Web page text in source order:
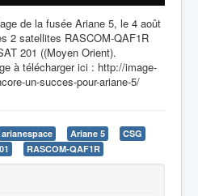
de la fusée Ariane 5, le 4 août
2 satellites RASCOM-QAF1R
201 ((Moyen Orient).
à télécharger ici : http://image-
un-succes-pour-ariane-5/
arianespace Ariane 5
CSG
RASCOM-QAF1R